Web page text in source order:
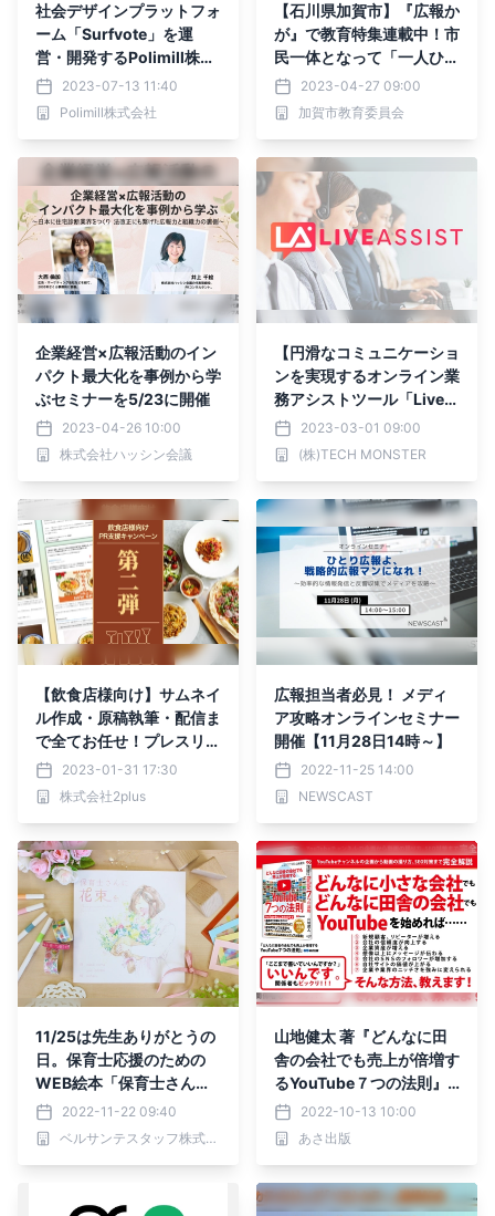
社会デザインプラットフォ
ーム「Surfvote」を運
営・開発するPolimill株式
会社は直近1か月で契約上
限30件のプレスリリース
を配信しました！
2023-07-13 11:40
Polimill株式会社
【石川県加賀市】『広報か
が』で教育特集連載中！市
民一体となって「一人ひと
りを伸ばす教育」を。
2023-04-27 09:00
加賀市教育委員会
企業経営×広報活動のイン
パクト最大化を事例から学
ぶセミナーを5/23に開催
2023-04-26 10:00
株式会社ハッシン会議
【円滑なコミュニケーショ
ンを実現するオンライン業
務アシストツール「Liveア
シスト」、 プレシリーズA
で7,500万円の資金調達を
実施】
2023-03-01 09:00
(株)TECH MONSTER
【飲食店様向け】サムネイ
ル作成・原稿執筆・配信ま
で全てお任せ！プレスリリ
ース作成がお得に頼める
「PR支援キャンペーン」
第二弾を開催
2023-01-31 17:30
株式会社2plus
広報担当者必見！ メディ
ア攻略オンラインセミナー
開催【11月28日14時～】
2022-11-25 14:00
NEWSCAST
11/25は先生ありがとうの
日。保育士応援のための
WEB絵本「保育士さんに
花束を」を冊子化
2022-11-22 09:40
ベルサンテスタッフ株式会社
山地健太 著『どんなに田
舎の会社でも売上が倍増す
るYouTube７つの法則』2
022年10月14日刊行
2022-10-13 10:00
あさ出版